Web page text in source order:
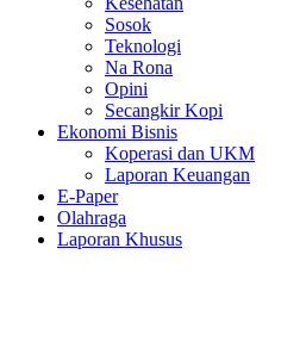
Sosok
Teknologi
Na Rona
Opini
Secangkir Kopi
Ekonomi Bisnis
Koperasi dan UKM
Laporan Keuangan
E-Paper
Olahraga
Laporan Khusus